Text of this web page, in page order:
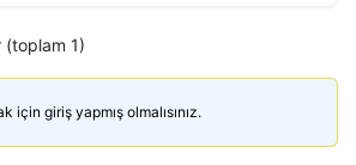
(toplam 1)
için giriş yapmış olmalısınız.